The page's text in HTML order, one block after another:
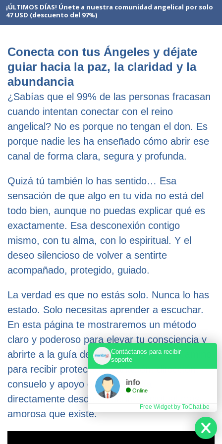
¡ÚLTIMOS DÍAS! Únete a nuestra comunidad angelical por solo
47 USD (descuento del 97%)
Conecta con tus Ángeles y déjate
guiar hacia la paz, la claridad y la
abundancia
¿Sabías que el 99% de las personas fracasan
cuando intentan conectar con el reino
angelical? No es porque no tengan el don. Es
porque nadie les ha enseñado cómo abrir ese
canal de forma clara, segura y profunda.
Quizá tú también lo has sentido… Esa
sensación de que algo en tu vida no está del
todo bien, aunque no puedas explicar qué es
exactamente. Esa desconexión contigo
mismo, con tu alma, con lo espiritual. Y el
deseo silencioso de volver a sentirte
acompañado, protegido, guiado.
La verdad es que no estás solo. Nunca lo has
estado. Solo necesitas aprender a escuchar.
En esta página te mostraremos un método
claro y poderoso para elevar tu consciencia y
abrirte a la guía del reino angelical. Un camino
para recibir protección, sanación, dirección,
consuelo y apoyo en tu día a día,
directamente desde la fuente espiritual más
amorosa que existe.
Contáctanos para recibir
soporte
info
Online
Free Widget by ToChat.be